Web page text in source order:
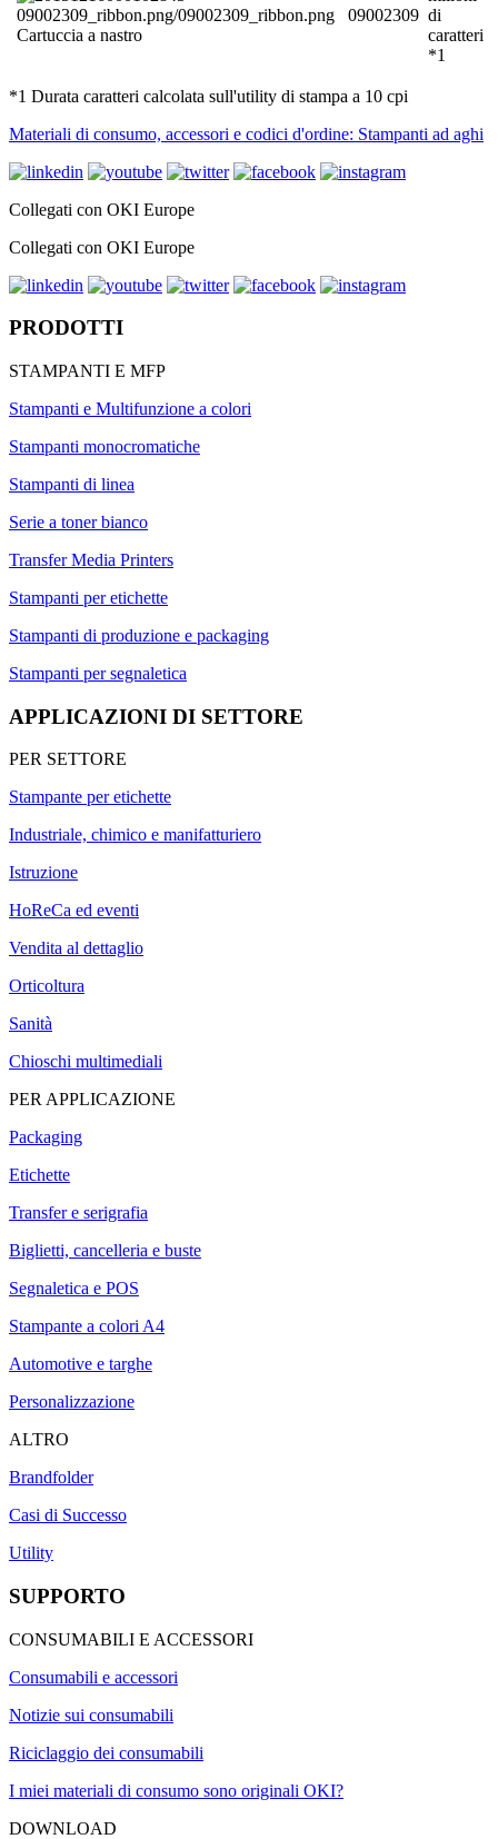
Cartuccia a nastro
09002309 di
caratteri
*1
*1 Durata caratteri calcolata sull'utility di stampa a 10 cpi
Materiali di consumo, accessori e codici d'ordine: Stampanti ad aghi
Collegati con OKI Europe
Collegati con OKI Europe
PRODOTTI
STAMPANTI E MFP
Stampanti e Multifunzione a colori
Stampanti monocromatiche
Stampanti di linea
Serie a toner bianco
Transfer Media Printers
Stampanti per etichette
Stampanti di produzione e packaging
Stampanti per segnaletica
APPLICAZIONI DI SETTORE
PER SETTORE
Stampante per etichette
Industriale, chimico e manifatturiero
Istruzione
HoReCa ed eventi
Vendita al dettaglio
Orticoltura
Sanità
Chioschi multimediali
PER APPLICAZIONE
Packaging
Etichette
Transfer e serigrafia
Biglietti, cancelleria e buste
Segnaletica e POS
Stampante a colori A4
Automotive e targhe
Personalizzazione
ALTRO
Brandfolder
Casi di Successo
Utility
SUPPORTO
CONSUMABILI E ACCESSORI
Consumabili e accessori
Notizie sui consumabili
Riciclaggio dei consumabili
I miei materiali di consumo sono originali OKI?
DOWNLOAD